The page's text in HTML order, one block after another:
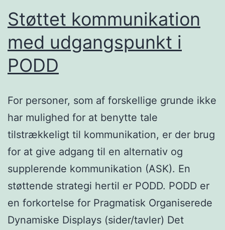
Støttet kommunikation
med udgangspunkt i
PODD
For personer, som af forskellige grunde ikke
har mulighed for at benytte tale
tilstrækkeligt til kommunikation, er der brug
for at give adgang til en alternativ og
supplerende kommunikation (ASK). En
støttende strategi hertil er PODD. PODD er
en forkortelse for Pragmatisk Organiserede
Dynamiske Displays (sider/tavler) Det